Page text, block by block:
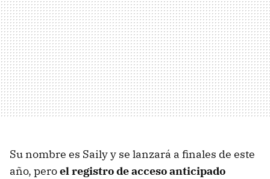
Su nombre es Saily y se lanzará a finales de este
año, peroel registro de acceso anticipado